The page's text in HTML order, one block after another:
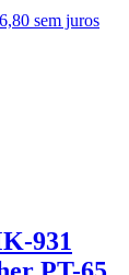
sem juros
931